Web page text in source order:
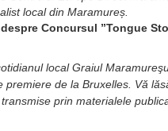
local din Maramureș.
Concursul ”Tongue
local Graiul
premiere de la Bruxelles. Vă
transmise prin materialele